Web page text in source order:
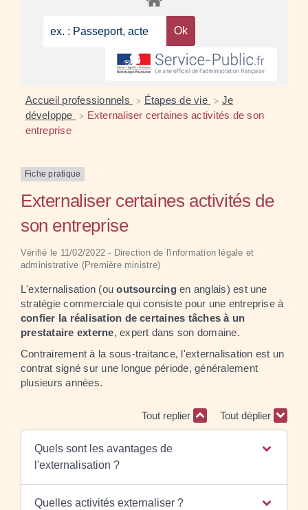
Accueil professionnels > Étapes de vie > Je
développe
> Externaliser certaines activités de son
entreprise
Fiche pratique
Externaliser certaines activités de
son entreprise
Vérifié le 11/02/2022 - Direction de l'information légale et
administrative (Première ministre)
L'externalisation (ououtsourcingen anglais) est une
stratégie commerciale qui consiste pour une entreprise à
confier la réalisation de certaines tâches à un
prestataire externe, expert dans son domaine.
Contrairement à la sous-traitance, l'externalisation est un
contrat signé sur une longue période, généralement
plusieurs années.
Tout replier Tout déplier
Quels sont les avantages de
l'externalisation ?
Quelles activités externaliser ?